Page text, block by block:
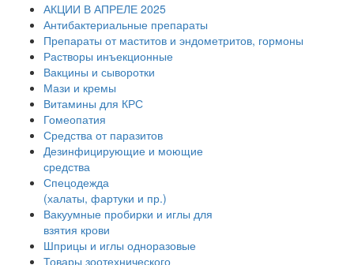
АКЦИИ В АПРЕЛЕ 2025
Антибактериальные препараты
Препараты от маститов и эндометритов, гормоны
Растворы инъекционные
Вакцины и сыворотки
Мази и кремы
Витамины для КРС
Гомеопатия
Средства от паразитов
Дезинфицирующие и моющие
средства
Спецодежда
(халаты, фартуки и пр.)
Вакуумные пробирки и иглы для
взятия крови
Шприцы и иглы одноразовые
Товары зоотехнического